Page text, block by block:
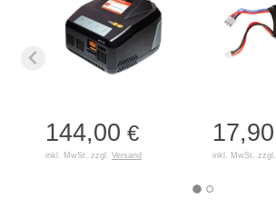
144,00 €
inkl. MwSt. zzgl. Versand
17,90
inkl. MwSt. zzgl.